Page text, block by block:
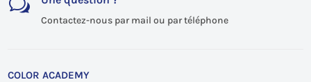
w
Contactez-nous par mail ou par téléphone
COLOR ACADEMY